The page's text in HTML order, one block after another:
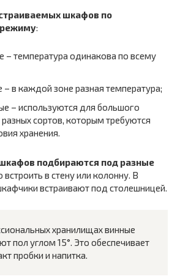
шкафов по
:
– температура одинакова по всему
– в каждой зоне разная температура;
– используются для большого
разных сортов, которым требуются
хранения.
подбираются под разные
в стену или колонну. В
встраивают под столешницей.
хранилищах винные
пол углом 15°. Это обеспечивает
пробки и напитка.